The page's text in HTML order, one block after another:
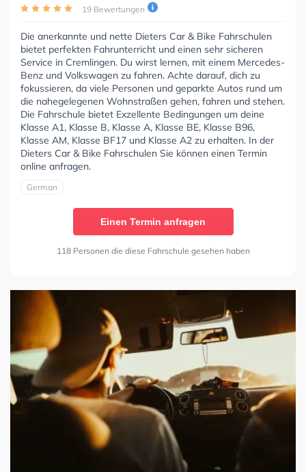
19 Bewertungen
Die anerkannte und nette Dieters Car & Bike Fahrschulen
bietet perfekten Fahrunterricht und einen sehr sicheren
Service in Cremlingen. Du wirst lernen, mit einem Mercedes-
Benz und Volkswagen zu fahren. Achte darauf, dich zu
fokussieren, da viele Personen und geparkte Autos rund um
die nahegelegenen Wohnstraßen gehen, fahren und stehen.
Die Fahrschule bietet Exzellente Bedingungen um deine
Klasse A1, Klasse B, Klasse A, Klasse BE, Klasse B96,
Klasse AM, Klasse BF17 und Klasse A2 zu erhalten. In der
Dieters Car & Bike Fahrschulen Sie können einen Termin
online anfragen.
German
Einen Termin anfragen
118 Personen die diese Fahrschule gesehen haben